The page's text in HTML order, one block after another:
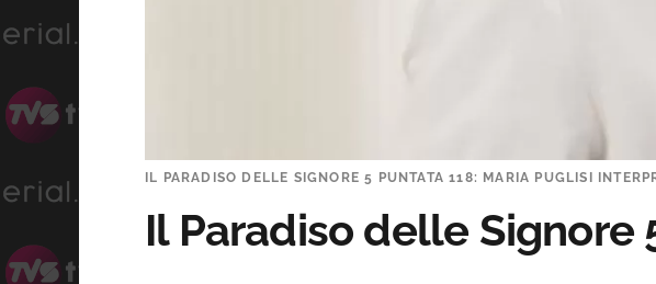
IL PARADISO DELLE SIGNORE 5 PUNTATA 118: MARIA PUGLISI
Il Paradiso delle Signore